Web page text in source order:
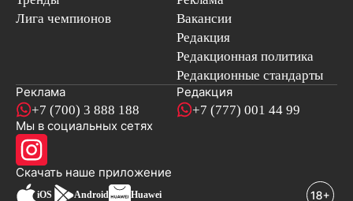
Лига чемпионов
Вакансии
Редакция
Редакционная политика
Редакционные стандарты
Реклама
+7 (700) 3 888 188
Редакция
+7 (777) 001 44 99
Мы в социальных сетях
Скачать наше приложениеновостей
iOS Android Huawei